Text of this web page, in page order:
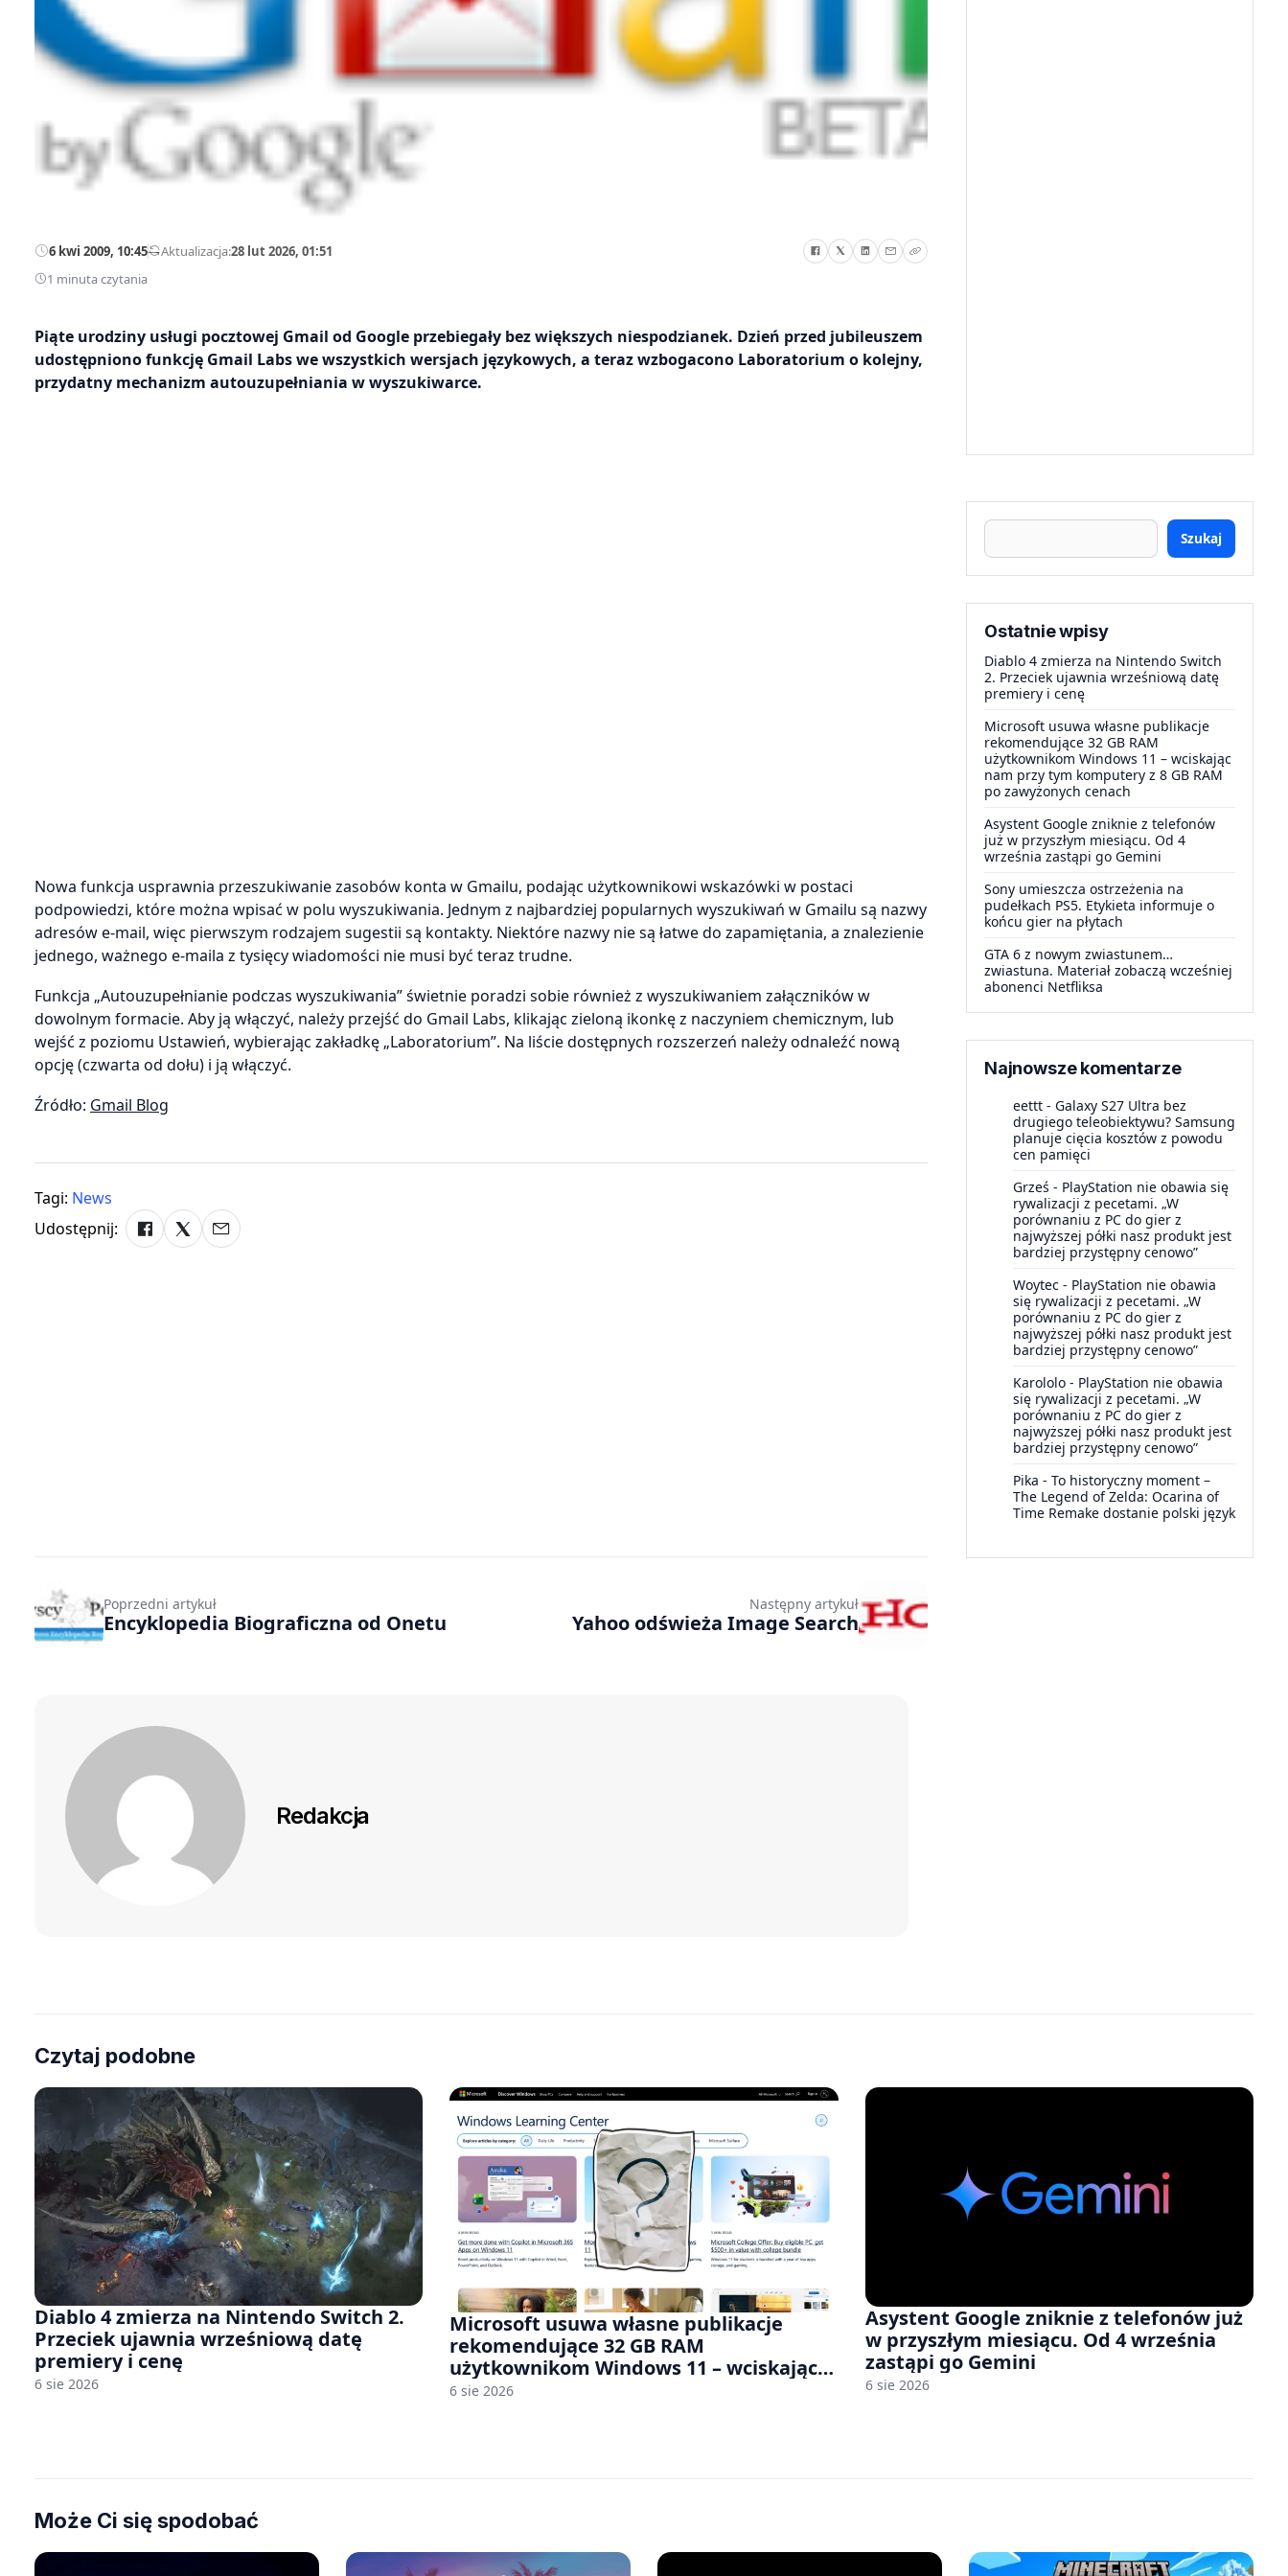
6 kwi 2009, 10:45—Aktualizacja:28 lut 2026, 01:51
1 minuta czytania
Piąte urodziny usługi pocztowej Gmail od Google przebiegały bez większych niespodzianek. Dzień przed jubileuszem
udostępniono funkcję Gmail Labs we wszystkich wersjach językowych, a teraz wzbogacono Laboratorium o kolejny,
przydatny mechanizm autouzupełniania w wyszukiwarce.
Nowa funkcja usprawnia przeszukiwanie zasobów konta w Gmailu, podając użytkownikowi wskazówki w postaci
podpowiedzi, które można wpisać w polu wyszukiwania. Jednym z najbardziej popularnych wyszukiwań w Gmailu są nazwy
adresów e-mail, więc pierwszym rodzajem sugestii są kontakty. Niektóre nazwy nie są łatwe do zapamiętania, a znalezienie
jednego, ważnego e-maila z tysięcy wiadomości nie musi być teraz trudne.
Funkcja „Autouzupełnianie podczas wyszukiwania” świetnie poradzi sobie również z wyszukiwaniem załączników w
dowolnym formacie. Aby ją włączyć, należy przejść do Gmail Labs, klikając zieloną ikonkę z naczyniem chemicznym, lub
wejść z poziomu Ustawień, wybierając zakładkę „Laboratorium”. Na liście dostępnych rozszerzeń należy odnaleźć nową
opcję (czwarta od dołu) i ją włączyć.
Źródło: Gmail Blog
Tagi: News
Udostępnij:
Szukaj
Ostatnie wpisy
Diablo 4 zmierza na Nintendo Switch
2. Przeciek ujawnia wrześniową datę
premiery i cenę
Microsoft usuwa własne publikacje
rekomendujące 32 GB RAM
użytkownikom Windows 11 – wciskając
nam przy tym komputery z 8 GB RAM
po zawyżonych cenach
Asystent Google zniknie z telefonów
już w przyszłym miesiącu. Od 4
września zastąpi go Gemini
Sony umieszcza ostrzeżenia na
pudełkach PS5. Etykieta informuje o
końcu gier na płytach
GTA 6 z nowym zwiastunem…
zwiastuna. Materiał zobaczą wcześniej
abonenci Netfliksa
Najnowsze komentarze
eettt - Galaxy S27 Ultra bez
drugiego teleobiektywu? Samsung
planuje cięcia kosztów z powodu
cen pamięci
Grześ - PlayStation nie obawia się
rywalizacji z pecetami. „W
porównaniu z PC do gier z
najwyższej półki nasz produkt jest
bardziej przystępny cenowo”
Woytec - PlayStation nie obawia
się rywalizacji z pecetami. „W
porównaniu z PC do gier z
najwyższej półki nasz produkt jest
bardziej przystępny cenowo”
Karololo - PlayStation nie obawia
się rywalizacji z pecetami. „W
porównaniu z PC do gier z
najwyższej półki nasz produkt jest
bardziej przystępny cenowo”
Pika - To historyczny moment –
The Legend of Zelda: Ocarina of
Time Remake dostanie polski język
Poprzedni artykuł
Encyklopedia Biograficzna od Onetu
Następny artykuł
Yahoo odświeża Image Search
Redakcja
Czytaj podobne
Diablo 4 zmierza na Nintendo Switch 2.
Przeciek ujawnia wrześniową datę
premiery i cenę
6 sie 2026
Microsoft usuwa własne publikacje
rekomendujące 32 GB RAM
użytkownikom Windows 11 – wciskając
nam przy tym komputery z 8 GB RAM po
6 sie 2026
Asystent Google zniknie z telefonów już
w przyszłym miesiącu. Od 4 września
zastąpi go Gemini
6 sie 2026
Może Ci się spodobać